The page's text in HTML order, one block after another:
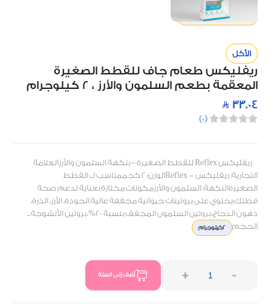
الأكل
ريفليكس طعام جاف للقطط الصغيرة
المعقمة بطعم السلمون والأرز ، 2 كيلوجرام
33.04
(
0
)
ريفليكس Reflex للقطط الصغيرة – بنكهة السلمون والأرزالعلامة
التجارية: ريفليكس - Reflexالوزن: 2 كجممناسب لـ: القطط
الصغيرةالنكهة: السلمون والأرزمكونات مختارة بعناية لدعم صحة
قطتك:يحتوي على بروتينات حيوانية مجففة عالية الجودة، الأرز، الذرة،
دهون الدجاج، بروتين السلمون المجفف بنسبة 20%، بروتين الأنشوجة...
الحجم
2كيلوجرام
-
+ أضف إلى السلة